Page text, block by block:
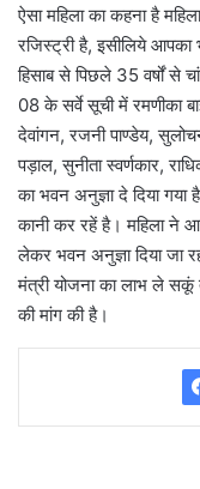
ऐसा महिला का कहना है
रजिस्ट्री है, इसीलिये आपका
हिसाब से पिछले 35 वर्षों से
08 के सर्वे सूची में रमणीका
देवांगन, रजनी पाण्डेय,
पड़ाल, सुनीता स्वर्णकार,
का भवन अनुज्ञा दे दिया
कानी कर रहें है। महिला ने
लेकर भवन अनुज्ञा दिया जा
मंत्री योजना का लाभ ले सकूं
की मांग की है।